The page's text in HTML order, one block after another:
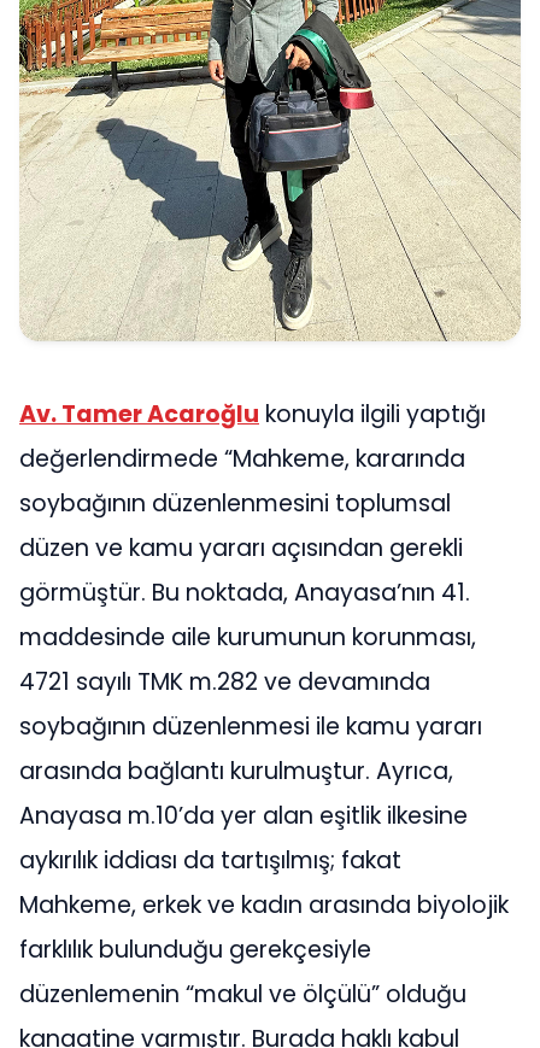
Av. Tamer Acaroğlu konuyla ilgili yaptığı
değerlendirmede “Mahkeme, kararında
soybağının düzenlenmesini toplumsal
düzen ve kamu yararı açısından gerekli
görmüştür. Bu noktada, Anayasa’nın 41.
maddesinde aile kurumunun korunması,
4721 sayılı TMK m.282 ve devamında
soybağının düzenlenmesi ile kamu yararı
arasında bağlantı kurulmuştur. Ayrıca,
Anayasa m.10’da yer alan eşitlik ilkesine
aykırılık iddiası da tartışılmış; fakat
Mahkeme, erkek ve kadın arasında biyolojik
farklılık bulunduğu gerekçesiyle
düzenlemenin “makul ve ölçülü” olduğu
kanaatine varmıştır. Burada haklı kabul